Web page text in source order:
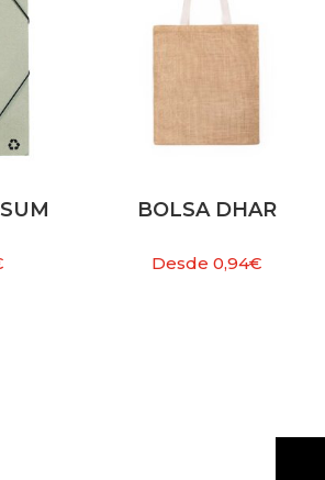
BOLSA DHAR
Desde 0,94€